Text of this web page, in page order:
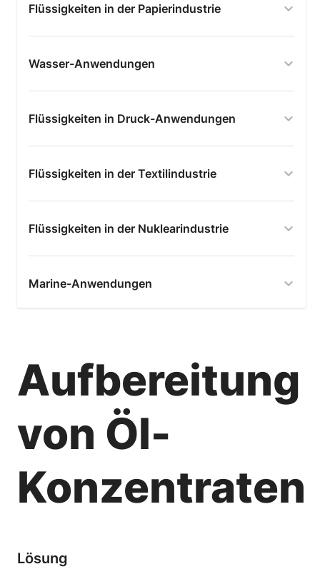
Flüssigkeiten in der Papierindustrie
Wasser-Anwendungen
Flüssigkeiten in Druck-Anwendungen
Flüssigkeiten in der Textilindustrie
Flüssigkeiten in der Nuklearindustrie
Marine-Anwendungen
Aufbereitung
von Öl-
Konzentraten
Lösung